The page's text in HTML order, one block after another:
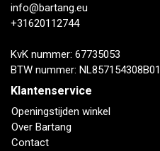
info@bartang.eu
+31620112744
KvK nummer: 67735053
BTW nummer: NL857154308B01
Klantenservice
Openingstijden winkel
Over Bartang
Contact